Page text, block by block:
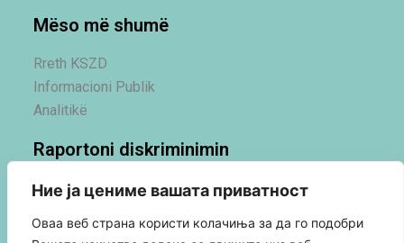
Ние ја цениме вашата приватност
Оваа веб страна користи колачиња за да го подобри
Mëso më shumë
Rreth KSZD
Informacioni Publik
Analitikë
Raportoni diskriminimin
Procedurat e raportimit
Na kontaktoni